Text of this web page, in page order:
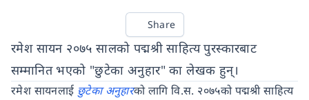
Share
रमेश सायन २०७५ सालको पद्मश्री साहित्य पुरस्कारबाट
सम्मानित भएको "छुटेका अनुहार" का लेखक हुन्।
रमेश सायनलाई छुटेका अनुहारको लागि वि.स. २०७५को पद्मश्री साहित्य